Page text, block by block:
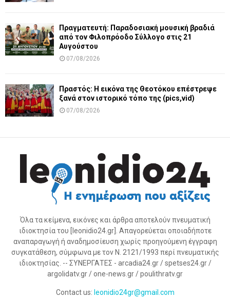
Πραγματευτή: Παραδοσιακή μουσική βραδιά
από τον Φιλοπρόοδο Σύλλογο στις 21
Αυγούστου
07/08/2026
Πραστός: Η εικόνα της Θεοτόκου επέστρεψε
ξανά στον ιστορικό τόπο της (pics,vid)
07/08/2026
Όλα τα κείμενα, εικόνες και άρθρα αποτελούν πνευματική
ιδιοκτησία του [leonidio24.gr]. Απαγορεύεται οποιαδήποτε
αναπαραγωγή ή αναδημοσίευση χωρίς προηγούμενη έγγραφη
συγκατάθεση, σύμφωνα με τον Ν. 2121/1993 περί πνευματικής
ιδιοκτησίας. -- ΣΥΝΕΡΓΑΤΕΣ - arcadia24.gr / spetses24.gr /
argolidatv.gr / one-news.gr / poulithratv.gr
Contact us: leonidio24gr@gmail.com